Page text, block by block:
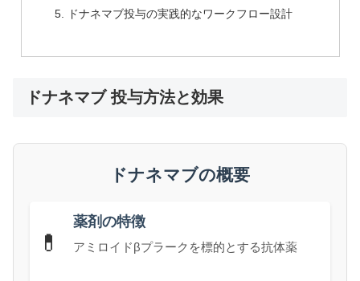
ドナネマブ投与の実践的なワークフロー設計
ドナネマブ 投与方法と効果
ドナネマブの概要
💊
薬剤の特徴
アミロイドβプラークを標的とする抗体薬